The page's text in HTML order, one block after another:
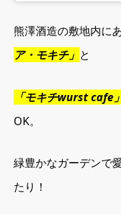
熊澤酒造の敷地内に
ア・モキチ」 と
「モキチwurst cafe」
OK。
緑豊かなガーデンで
たり！